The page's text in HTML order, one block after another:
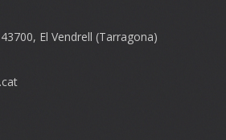
El Vendrell (Tarragona)